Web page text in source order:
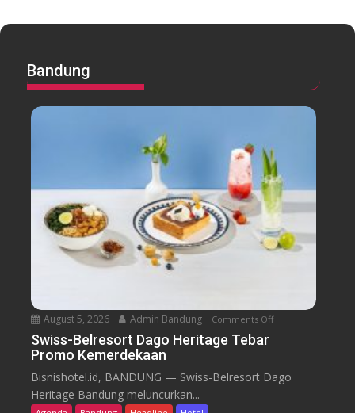
Bandung
August 5, 2026 Admin Bandung Comments Offo
Swiss-Belresort Dago Heritage Tebar
Promo Kemerdekaan
Bisnishotel.id, BANDUNG — Swiss-Belresort Dago
Heritage Bandung meluncurkan...